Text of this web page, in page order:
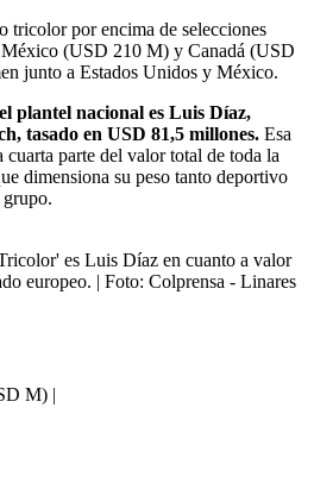
tricolor por encima de selecciones
(USD 210 M) y Canadá (USD
junto a Estados Unidos y México.
plantel nacional es Luis Díaz,
tasado en USD 81,5 millones. Esa
cuarta parte del valor total de toda la
dimensiona su peso tanto deportivo
es Luis Díaz en cuanto a valor
europeo. | Foto: Colprensa - Linares
M) |